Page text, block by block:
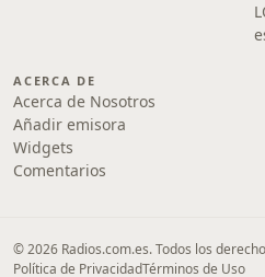
ACERCA DE
Acerca de Nosotros
Añadir emisora
Widgets
Comentarios
© 2026 Radios.com.es. Todos los
Política de PrivacidadTérminos de Uso